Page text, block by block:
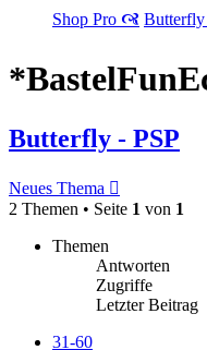
Shop Pro 🙧 Butterfly
Butterfly - PSP
Neues Thema
2 Themen • Seite 1 von 1
Themen
Antworten
Zugriffe
Letzter Beitrag
31-60